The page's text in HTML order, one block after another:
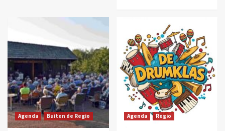
Agenda Buiten de Regio Agenda Regio